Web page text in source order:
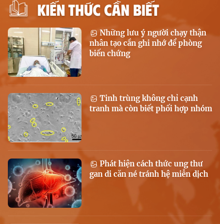
KIẾN THỨC CẦN BIẾT
Những lưu ý người chạy thận
nhân tạo cần ghi nhớ để phòng
biến chứng
Tinh trùng không chỉ cạnh
tranh mà còn biết phối hợp nhóm
Phát hiện cách thức ung thư
gan di căn né tránh hệ miễn dịch